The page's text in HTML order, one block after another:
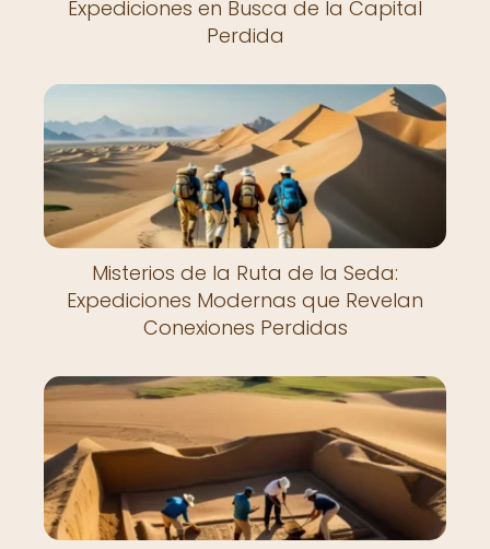
Expediciones en Busca de la Capital
Perdida
Misterios de la Ruta de la Seda:
Expediciones Modernas que Revelan
Conexiones Perdidas